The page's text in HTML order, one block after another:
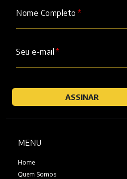
Nome Completo
Seu e-mail
ASSINAR
MENU
Home
Quem Somos